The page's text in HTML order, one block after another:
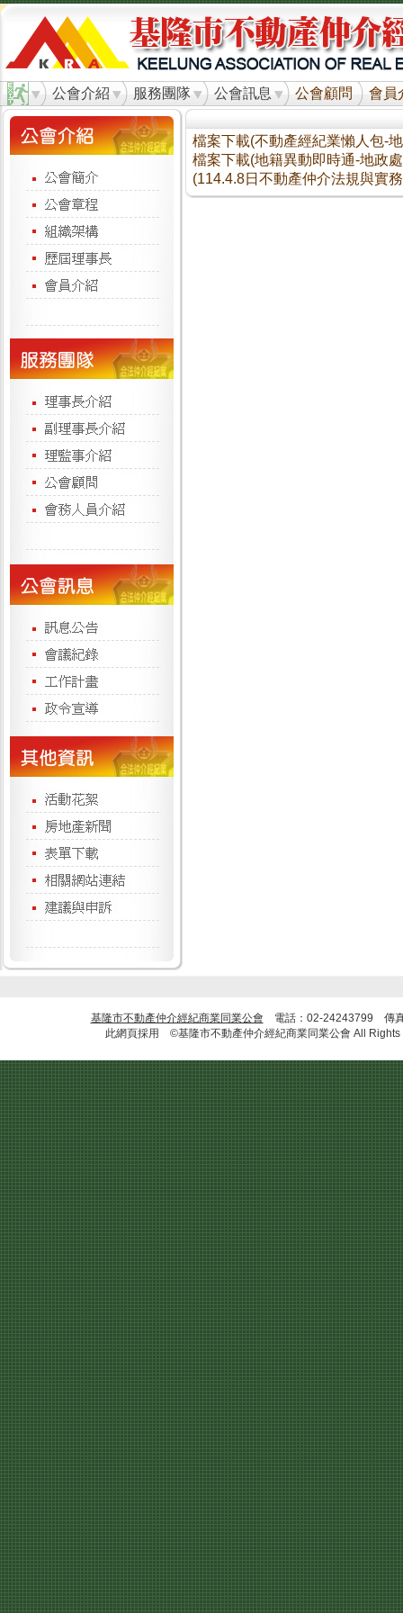
公會介紹 服務團隊 公會訊息 公會顧問 會員
檔案下載(不動產經紀業懶人包-
檔案下載(地籍異動即時通-地政
(114.4.8日不動產仲介法規與實
基隆市不動產仲介經紀商業同業公會 電話：02-24243799 傳
此網頁採用 ©基隆市不動產仲介經紀商業同業公會 All Rights